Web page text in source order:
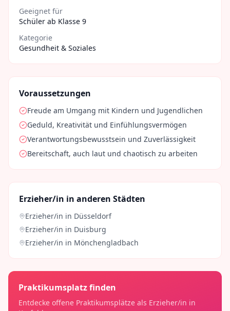
Geeignet für
Schüler ab Klasse 9
Kategorie
Gesundheit & Soziales
Voraussetzungen
Freude am Umgang mit Kindern und Jugendlichen
Geduld, Kreativität und Einfühlungsvermögen
Verantwortungsbewusstsein und Zuverlässigkeit
Bereitschaft, auch laut und chaotisch zu arbeiten
Erzieher/in in anderen Städten
Erzieher/in in Düsseldorf
Erzieher/in in Duisburg
Erzieher/in in Mönchengladbach
Praktikumsplatz finden
Entdecke offene Praktikumsplätze als Erzieher/in in